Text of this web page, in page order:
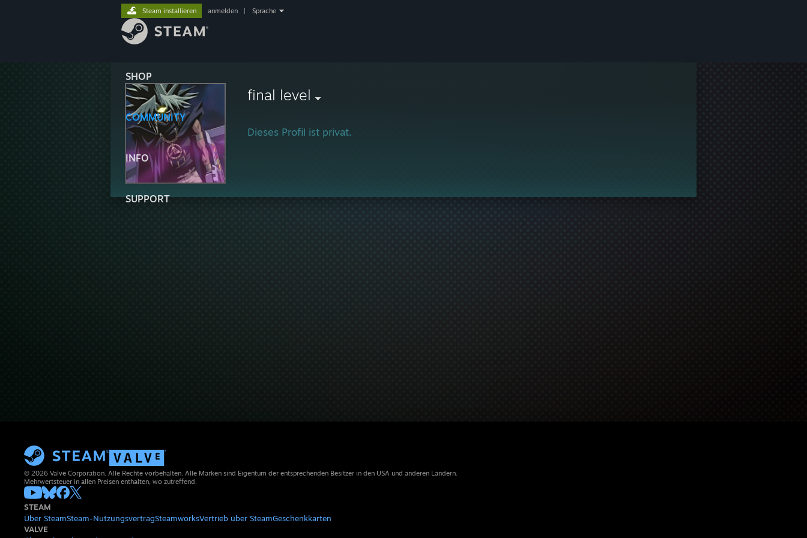
SHOP
COMMUNITY
INFO
SUPPORT
Steam installieren anmelden Sprache
final level
Dieses Profil ist privat.
© 2026 Valve Corporation. Alle Rechte vorbehalten. Alle Marken sind Eigentum der entsprechenden Besitzer in den USA und anderen Ländern.
Mehrwertsteuer in allen Preisen enthalten, wo zutreffend.
STEAM
Über SteamSteam-NutzungsvertragSteamworksVertrieb über SteamGeschenkkarten
VALVE